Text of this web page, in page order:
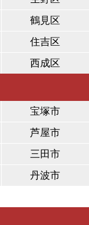
鶴見区
住吉区
西成区
宝塚市
芦屋市
三田市
丹波市